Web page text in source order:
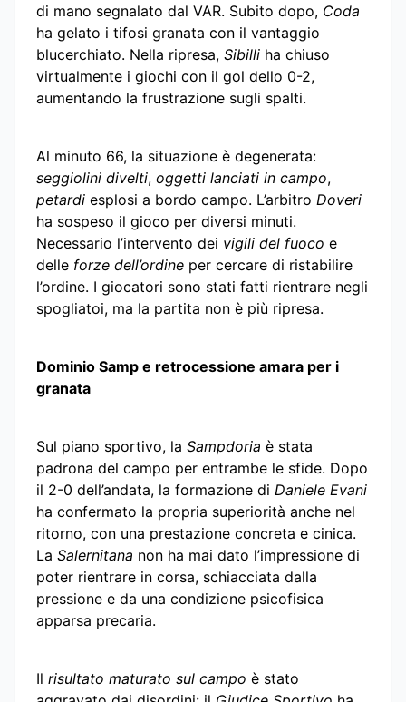
di mano segnalato dal VAR. Subito dopo, Coda
ha gelato i tifosi granata con il vantaggio
blucerchiato. Nella ripresa, Sibilli ha chiuso
virtualmente i giochi con il gol dello 0-2,
aumentando la frustrazione sugli spalti.
Al minuto 66, la situazione è degenerata:
seggiolini divelti, oggetti lanciati in campo,
petardi esplosi a bordo campo. L’arbitro Doveri
ha sospeso il gioco per diversi minuti.
Necessario l’intervento dei vigili del fuoco e
delle forze dell’ordine per cercare di ristabilire
l’ordine. I giocatori sono stati fatti rientrare negli
spogliatoi, ma la partita non è più ripresa.
Dominio Samp e retrocessione amara per i
granata
Sul piano sportivo, la Sampdoria è stata
padrona del campo per entrambe le sfide. Dopo
il 2-0 dell’andata, la formazione di Daniele Evani
ha confermato la propria superiorità anche nel
ritorno, con una prestazione concreta e cinica.
La Salernitana non ha mai dato l’impressione di
poter rientrare in corsa, schiacciata dalla
pressione e da una condizione psicofisica
apparsa precaria.
Il risultato maturato sul campo è stato